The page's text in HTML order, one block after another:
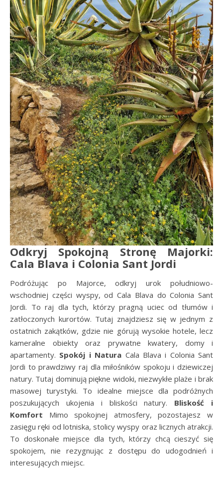
Odkryj Spokojną Stronę Majorki:
Cala Blava i Colonia Sant Jordi
Podróżując po Majorce, odkryj urok południowo-
wschodniej części wyspy, od Cala Blava do Colonia Sant
Jordi. To raj dla tych, którzy pragną uciec od tłumów i
zatłoczonych kurortów. Tutaj znajdziesz się w jednym z
ostatnich zakątków, gdzie nie górują wysokie hotele, lecz
kameralne obiekty oraz prywatne kwatery, domy i
apartamenty. Spokój i Natura Cala Blava i Colonia Sant
Jordi to prawdziwy raj dla miłośników spokoju i dziewiczej
natury. Tutaj dominują piękne widoki, niezwykłe plaże i brak
masowej turystyki. To idealne miejsce dla podróżnych
poszukujących ukojenia i bliskości natury. Bliskość i
Komfort Mimo spokojnej atmosfery, pozostajesz w
zasięgu ręki od lotniska, stolicy wyspy oraz licznych atrakcji.
To doskonałe miejsce dla tych, którzy chcą cieszyć się
spokojem, nie rezygnując z dostępu do udogodnień i
interesujących miejsc.